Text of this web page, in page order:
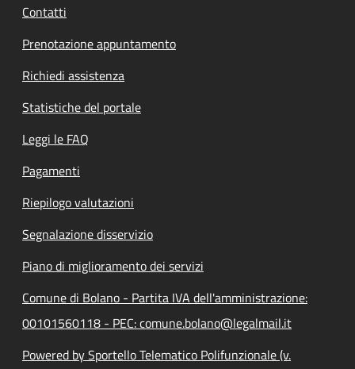
Contatti
Prenotazione appuntamento
Richiedi assistenza
Statistiche del portale
Leggi le FAQ
Pagamenti
Riepilogo valutazioni
Segnalazione disservizio
Piano di miglioramento dei servizi
Comune di Bolano - Partita IVA dell'amministrazione:
00101560118 - PEC: comune.bolano@legalmail.it
Powered by Sportello Telematico Polifunzionale (v.